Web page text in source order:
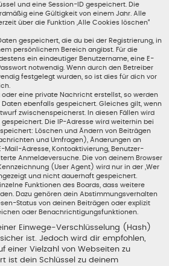
und eine Session-ID gespeichert. Die
eine Gültigkeit von einem Jahr. Alle
über die Funktion „Alle Cookies löschen“
gespeichert, die du bei der Registrierung, in
persönlichem Bereich angibst. Für die
ein eindeutiger Benutzername, eine E-
notwendig. Wenn durch den Betreiber
festgelegt wurden, so ist dies für dich vor
eine private Nachricht erstellst, so werden
ebenfalls gespeichert. Gleiches gilt, wenn
zwischenspeicherst. In diesen Fällen wird
Die IP-Adresse wird weiterhin bei
Löschen und Ändern von Beiträgen
und Umfragen), Änderungen an
Mail-Adresse, Kontoaktivierung, Benutzer-
Anmeldeversuche. Die von deinem Browser
(User Agent) wird nur in der „Wer
und nicht dauerhaft gespeichert.
Funktionen des Boards, dass weitere
Dazu gehören dein Abstimmungsverhalten
Status von deinen Beiträgen oder explizit
oder Benachrichtigungsfunktionen.
Einwege-Verschlüsselung (Hash)
ist. Jedoch wird dir empfohlen,
einer Vielzahl von Webseiten zu
ist dein Schlüssel zu deinem